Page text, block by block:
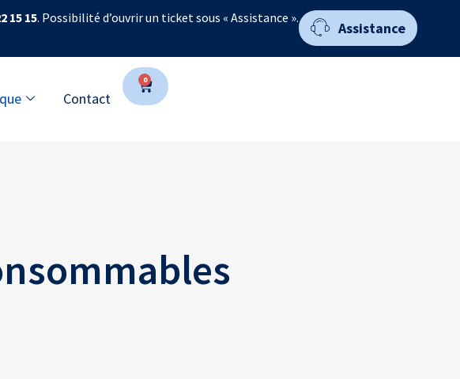
15 15. Possibilité d’ouvrir un ticket sous « Assistance ».
Assistance
Contact
0